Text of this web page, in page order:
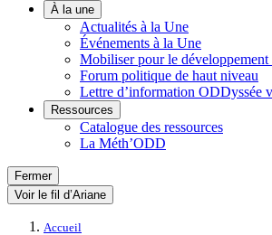
À la une
Actualités à la Une
Événements à la Une
Mobiliser pour le développement
Forum politique de haut niveau
Lettre d’information ODDyssée
Ressources
Catalogue des ressources
La Méth’ODD
Fermer
Voir le fil d’Ariane
Accueil